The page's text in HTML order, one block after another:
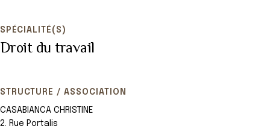
SPÉCIALITÉ(S)
Droit du travail
STRUCTURE / ASSOCIATION
CASABIANCA CHRISTINE
2. Rue Portalis